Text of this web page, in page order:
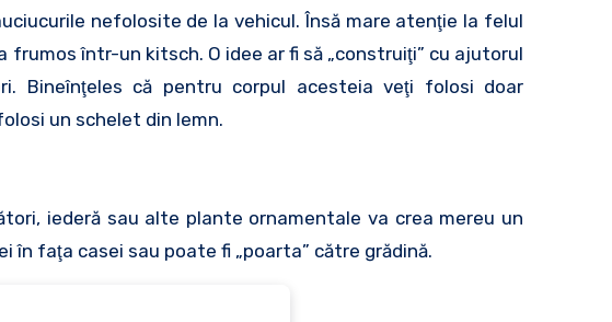
nefolosite de la vehicul. Însă mare atenţie la felul
frumos într-un kitsch. O idee ar fi să „construiţi” cu ajutorul
Bineînţeles că pentru corpul acesteia veţi folosi doar
un schelet din lemn.
iederă sau alte plante ornamentale va crea mereu un
faţa casei sau poate fi „poarta” către grădină.